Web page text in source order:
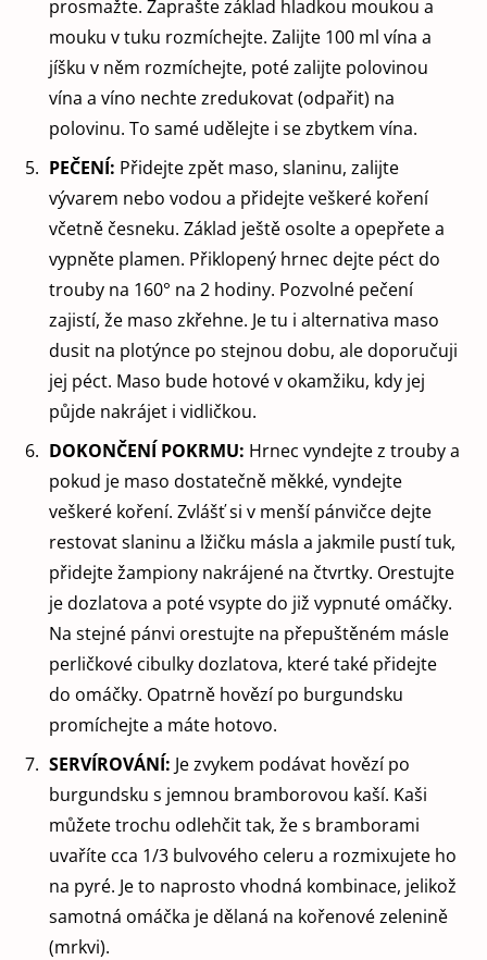
prosmažte. Zaprašte základ hladkou moukou a
mouku v tuku rozmíchejte. Zalijte 100 ml vína a
jíšku v něm rozmíchejte, poté zalijte polovinou
vína a víno nechte zredukovat (odpařit) na
polovinu. To samé udělejte i se zbytkem vína.
PEČENÍ: Přidejte zpět maso, slaninu, zalijte
vývarem nebo vodou a přidejte veškeré koření
včetně česneku. Základ ještě osolte a opepřete a
vypněte plamen. Přiklopený hrnec dejte péct do
trouby na 160° na 2 hodiny. Pozvolné pečení
zajistí, že maso zkřehne. Je tu i alternativa maso
dusit na plotýnce po stejnou dobu, ale doporučuji
jej péct. Maso bude hotové v okamžiku, kdy jej
půjde nakrájet i vidličkou.
DOKONČENÍ POKRMU: Hrnec vyndejte z trouby a
pokud je maso dostatečně měkké, vyndejte
veškeré koření. Zvlášť si v menší pánvičce dejte
restovat slaninu a lžičku másla a jakmile pustí tuk,
přidejte žampiony nakrájené na čtvrtky. Orestujte
je dozlatova a poté vsypte do již vypnuté omáčky.
Na stejné pánvi orestujte na přepuštěném másle
perličkové cibulky dozlatova, které také přidejte
do omáčky. Opatrně hovězí po burgundsku
promíchejte a máte hotovo.
SERVÍROVÁNÍ: Je zvykem podávat hovězí po
burgundsku s jemnou bramborovou kaší. Kaši
můžete trochu odlehčit tak, že s bramborami
uvaříte cca 1/3 bulvového celeru a rozmixujete ho
na pyré. Je to naprosto vhodná kombinace, jelikož
samotná omáčka je dělaná na kořenové zelenině
(mrkvi).